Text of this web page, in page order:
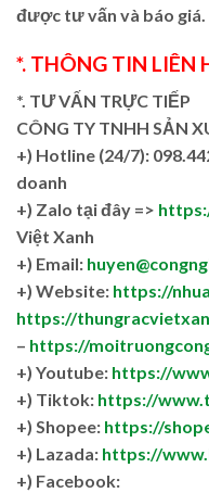
được tư vấn và báo giá.
*. THÔNG TIN LIÊN
*. TƯ VẤN TRỰC TIẾP
CÔNG TY TNHH SẢN
+) Hotline (24/7):
doanh
+) Zalo tại đây =>
Việt Xanh
+) Email:
+) Website: https://
https://
– https://
+) Youtube: https://
+) Tiktok: https://
+) Shopee: https://
+) Lazada: https://
+) Facebook: